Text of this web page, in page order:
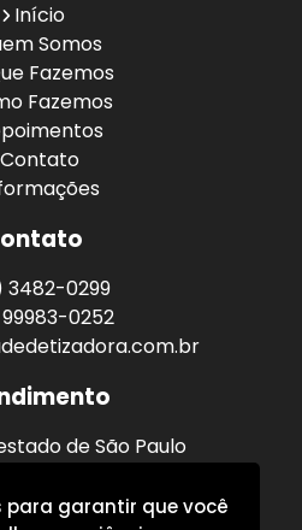
Início
Somos
Fazemos
Fazemos
Contato
3482-0299
99983-0252
de São Paulo
para garantir que você